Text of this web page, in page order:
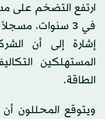
ارتفع التضخم على
إشارة إلى أن
المستهلكين
الطاقة.
ويتوقع المحللون